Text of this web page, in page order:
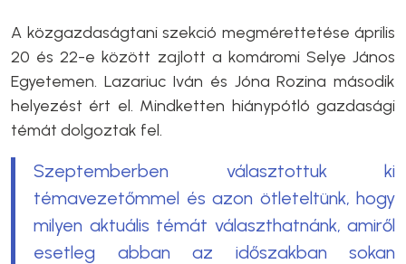
A közgazdaságtani szekció megmérettetése április
20 és 22-e között zajlott a komáromi Selye János
Egyetemen. Lazariuc Iván és Jóna Rozina második
helyezést ért el. Mindketten hiánypótló gazdasági
témát dolgoztak fel.
Szeptemberben választottuk ki
témavezetőmmel és azon ötleteltünk, hogy
milyen aktuális témát választhatnánk, amiről
esetleg abban az időszakban sokan